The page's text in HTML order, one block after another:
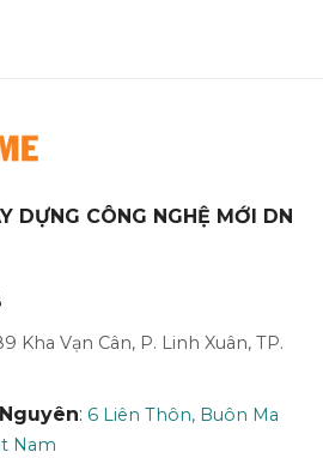
DỰNG CÔNG NGHỆ MỚI DN
Kha Vạn Cân, P. Linh Xuân, TP.
: 6 Liên Thôn, Buôn Ma
Nam